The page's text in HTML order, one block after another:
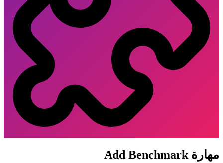
مهارة Add Benchmark